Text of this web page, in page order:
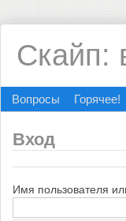
Скайп:
Вопросы Горячее!
Вход
Имя пользователя